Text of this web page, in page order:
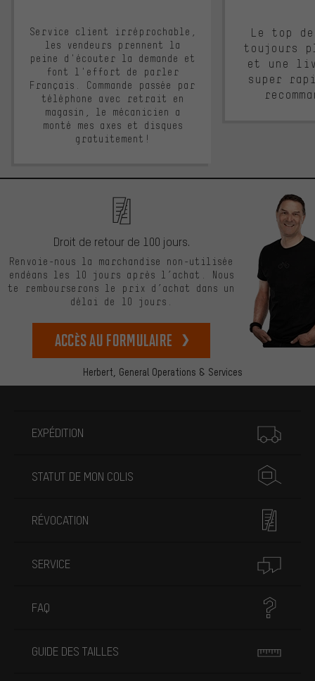
Service client irréprochable,
les vendeurs prennent la
peine d'écouter la demande et
font l'effort de parler
Français. Commande passée par
téléphone avec retrait en
magasin, le mécanicien a
monté mes axes et disques
gratuitement!
Le top
toujours
et une
super
Herbert, General Operations & Services
Droit de retour de 100 jours.
Renvoie-nous la marchandise non-utilisée
endéans les 10 jours après l’achat. Nous
te rembourserons le prix d’achat dans un
délai de 10 jours.
Accès au formulaire
EXPÉDITION
STATUT DE MON COLIS
RÉVOCATION
SERVICE
FAQ
GUIDE DES TAILLES